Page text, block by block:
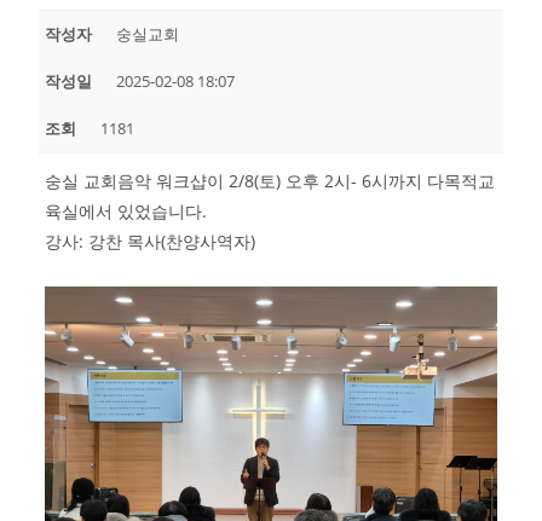
작성자 숭실교회
작성일 2025-02-08 18:07
조회 1181
숭실 교회음악 워크샵이 2/8(토) 오후 2시- 6시까지 다목적교
육실에서 있었습니다.
강사: 강찬 목사(찬양사역자)